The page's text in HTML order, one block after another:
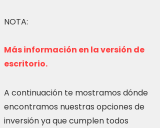
NOTA:
Más información en la versión de
escritorio.
A continuación te mostramos dónde
encontramos nuestras opciones de
inversión ya que cumplen todos